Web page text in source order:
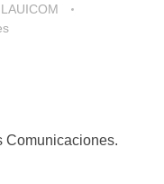
Comunicaciones.